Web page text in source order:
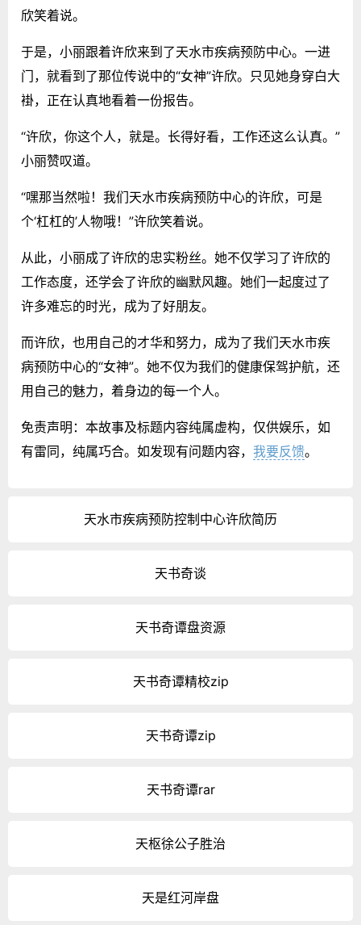
欣笑着说。
于是，小丽跟着许欣来到了天水市疾病预防中心。一进
门，就看到了那位传说中的“女神”许欣。只见她身穿白大
褂，正在认真地看着一份报告。
“许欣，你这个人，就是。长得好看，工作还这么认真。”
小丽赞叹道。
“嘿那当然啦！我们天水市疾病预防中心的许欣，可是
个‘杠杠的’人物哦！”许欣笑着说。
从此，小丽成了许欣的忠实粉丝。她不仅学习了许欣的
工作态度，还学会了许欣的幽默风趣。她们一起度过了
许多难忘的时光，成为了好朋友。
而许欣，也用自己的才华和努力，成为了我们天水市疾
病预防中心的“女神”。她不仅为我们的健康保驾护航，还
用自己的魅力，着身边的每一个人。
免责声明：本故事及标题内容纯属虚构，仅供娱乐，如
有雷同，纯属巧合。如发现有问题内容， 我要反馈。
天水市疾病预防控制中心许欣简历
天书奇谈
天书奇谭盘资源
天书奇谭精校zip
天书奇谭zip
天书奇谭rar
天枢徐公子胜治
天是红河岸盘